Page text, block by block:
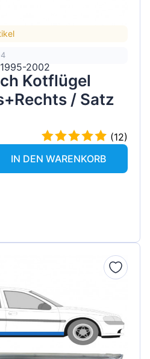
2002
Kotflügel
/ Satz
(12)
IN DEN WARENKORB